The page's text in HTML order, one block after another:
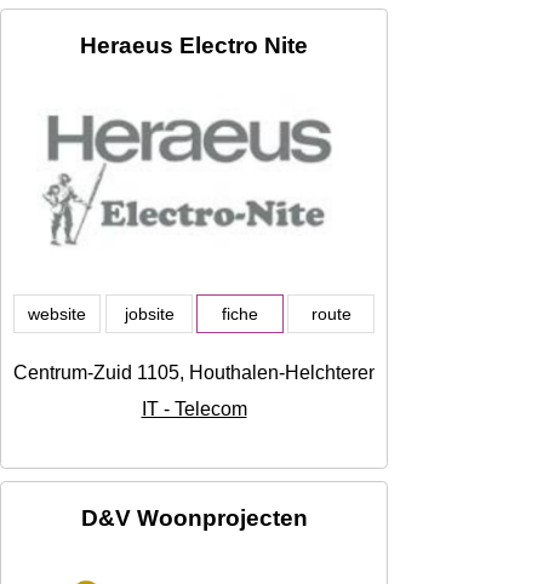
Heraeus Electro Nite
website jobsite fiche route
Centrum-Zuid 1105, Houthalen-Helchteren
IT - Telecom
D&V Woonprojecten